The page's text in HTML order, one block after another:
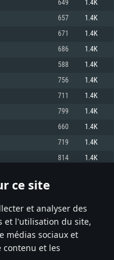
ce site
et analyser des
et l'utilisation du site,
médias sociaux et
et les
Radeon 77XX / NVIDIA
par le jeu est de 720p
analogue AMD/Nvidia. La
720p.
ne sont pas supportés)
support de Metal
drivers (moins de 6 mois) /
par le jeu est de
drivers (moins de 6 mois) /
649 1.4K
657 1.4K
671 1.4K
686 1.4K
588 1.4K
756 1.4K
711 1.4K
799 1.4K
660 1.4K
719 1.4K
814 1.4K
198